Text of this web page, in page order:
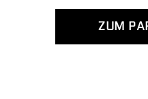
ZUM